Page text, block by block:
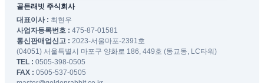
골든래빗 주식회사
대표이사 : 최현우
사업자등록번호 : 475-87-01581
통신판매업신고 : 2023-서울마포-2391호
(04051) 서울특별시 마포구 양화로 186, 449호 (동교동, LC타워)
TEL : 0505-398-0505
FAX : 0505-537-0505